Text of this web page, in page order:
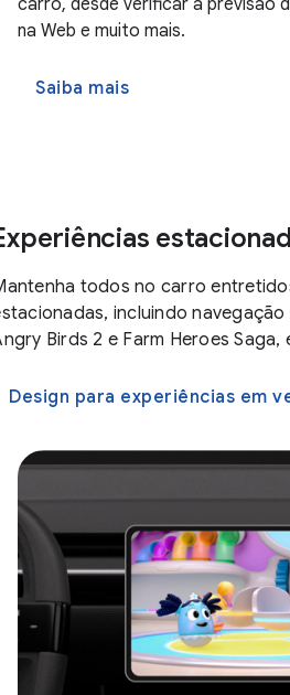
carro, desde verificar a previsão
na Web e muito mais.
Saiba mais
todos no carro
incluindo
Birds 2 e Farm Heroes
Design para experiências em